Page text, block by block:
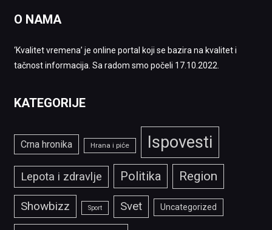
O NAMA
‘Kvalitet vremena’ je online portal koji se bazira na kvalitet i
tačnost informacija. Sa radom smo počeli 17.10.2022.
KATEGORIJE
Crna hronika Hrana i piće Ispovesti
Lepota i zdravlje Politika Region
Showbizz Sport Svet Uncategorized